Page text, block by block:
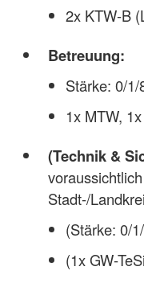
2x KTW-B
Betreuung:
Stärke: 0/1/
1x MTW,
(Technik &
Stadt-/
(Stärke: 0/
(1x GW-